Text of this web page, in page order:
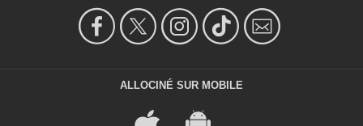
ALLOCINÉ SUR MOBILE